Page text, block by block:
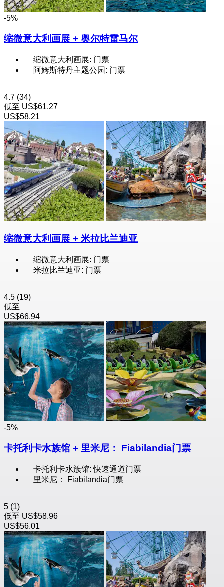
-5%
缩微意大利画展 + 奥尔特雷马尔
缩微意大利画展: 门票
阿姆斯特丹主题公园: 门票
4.7 (34)
低至 US$61.27
US$58.21
缩微意大利画展 + 米拉比兰迪亚
缩微意大利画展: 门票
米拉比兰迪亚: 门票
4.5 (19)
低至
US$66.94
-5%
卡托利卡水族馆 + 里米尼： Fiabilandia门票
卡托利卡水族馆: 快速通道门票
里米尼： Fiabilandia门票
5 (1)
低至 US$58.96
US$56.01